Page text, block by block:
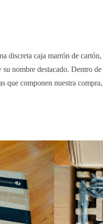
discreta caja marrón de
nombre destacado. Dentro
que componen nuestra